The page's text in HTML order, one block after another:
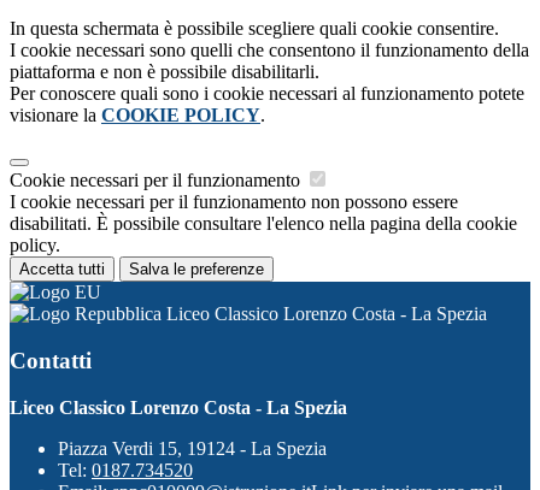
In questa schermata è possibile scegliere quali cookie consentire.
I cookie necessari sono quelli che consentono il funzionamento della
piattaforma e non è possibile disabilitarli.
Per conoscere quali sono i cookie necessari al funzionamento potete
visionare la COOKIE POLICY.
Cookie necessari per il funzionamento
I cookie necessari per il funzionamento non possono essere
disabilitati. È possibile consultare l'elenco nella pagina della cookie
policy.
Accetta tutti Salva le preferenze
Liceo Classico Lorenzo Costa - La Spezia
Contatti
Liceo Classico Lorenzo Costa - La Spezia
Piazza Verdi 15, 19124 - La Spezia
Tel: 0187.734520